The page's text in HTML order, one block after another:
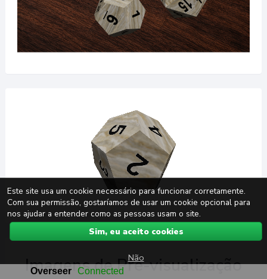
Imagens de Pré-visualização
Este site usa um cookie necessário para funcionar corretamente.
Com sua permissão, gostaríamos de usar um cookie opcional para
nos ajudar a entender como as pessoas usam o site.
Sim, eu aceito cookies
Não